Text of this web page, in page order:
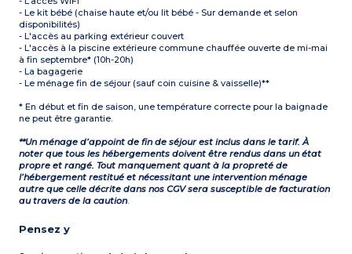
- Le kit bébé (chaise haute et/ou lit bébé - Sur demande et selon
disponibilités)
- L'accès au parking extérieur couvert
- L'accès à la piscine extérieure commune chauffée ouverte de mi-mai
à fin septembre* (10h-20h)
- La bagagerie
- Le ménage fin de séjour (sauf coin cuisine & vaisselle)**
* En début et fin de saison, une température correcte pour la baignade
ne peut être garantie.
**Un ménage d’appoint de fin de séjour est inclus dans le tarif. À
noter que tous les hébergements doivent être rendus dans un état
propre et rangé. Tout manquement quant à la propreté de
l’hébergement restitué et nécessitant une intervention ménage
autre que celle décrite dans nos CGV sera susceptible de facturation
au travers de la caution.
Pensez y